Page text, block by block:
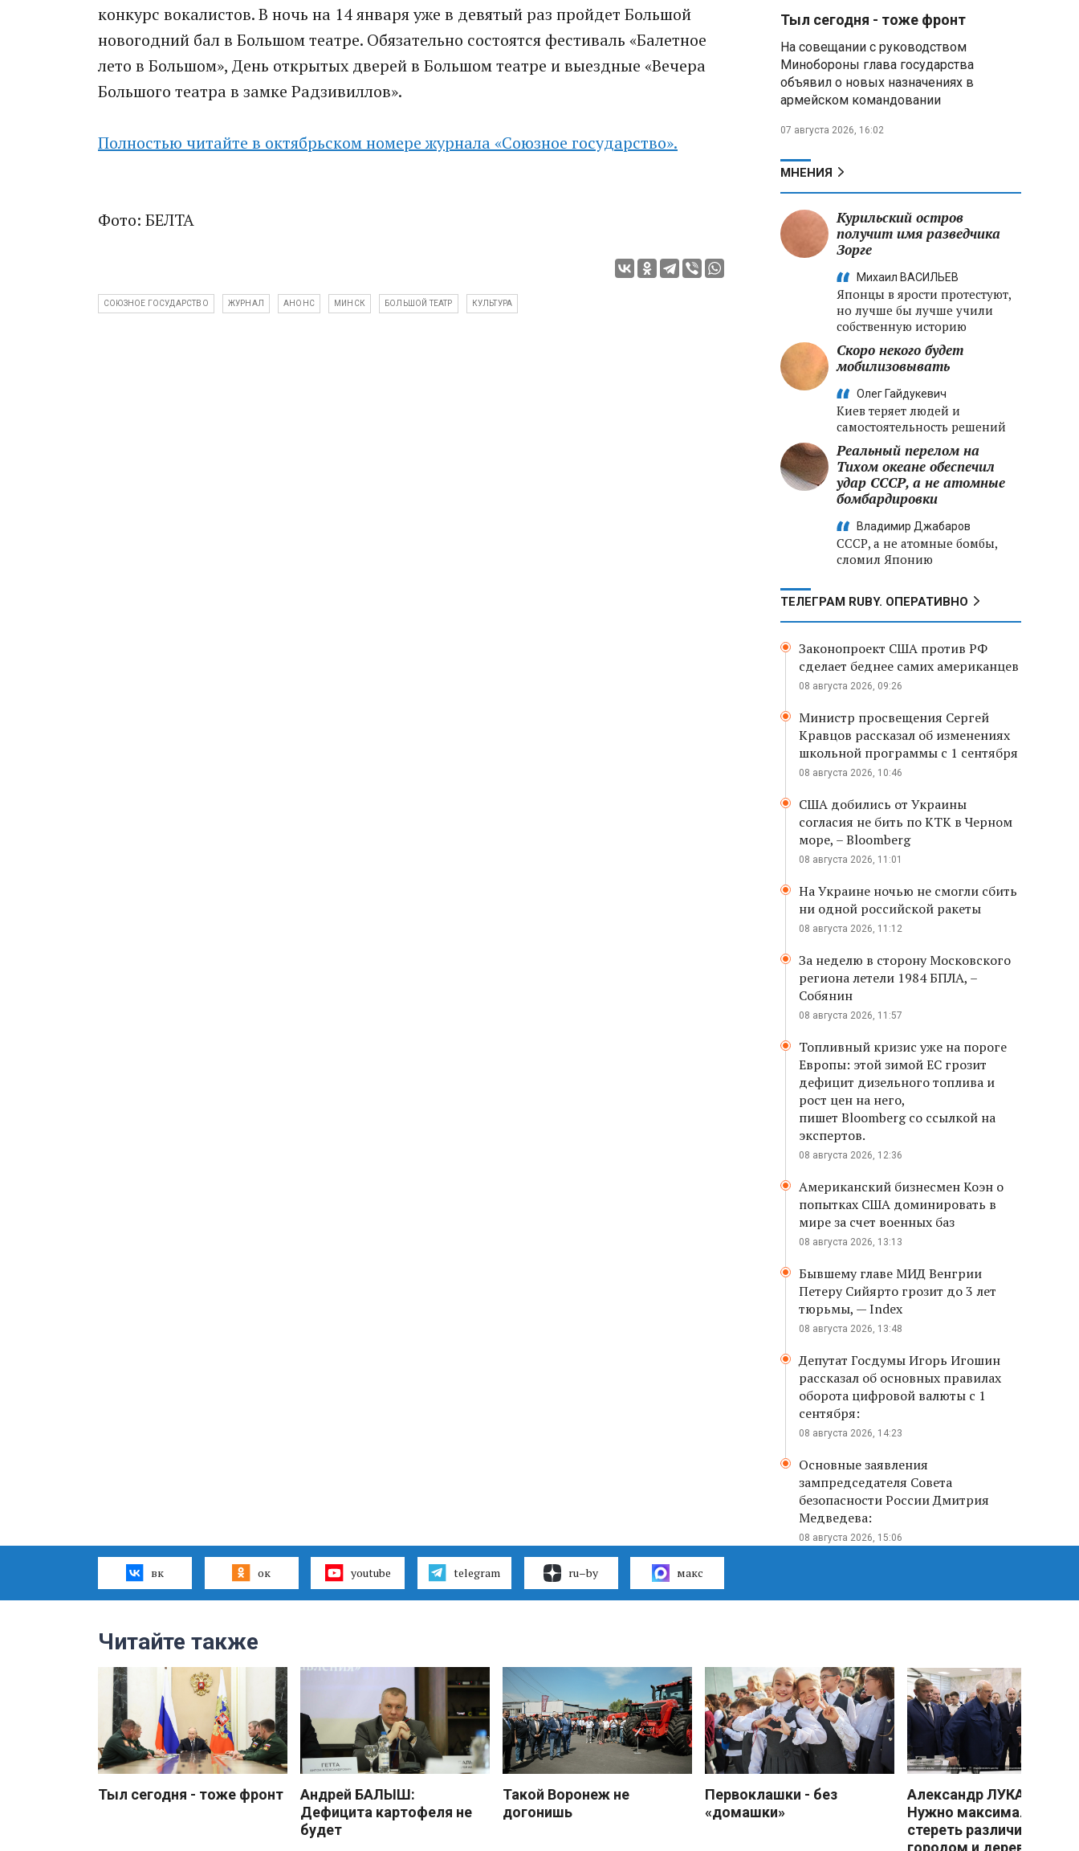
конкурс вокалистов. В ночь на 14 января уже в девятый раз пройдет Большой
новогодний бал в Большом театре. Обязательно состоятся фестиваль «Балетное
лето в Большом», День открытых дверей в Большом театре и выездные «Вечера
Большого театра в замке Радзивиллов».
Полностью читайте в октябрьском номере журнала «Союзное государство».
Фото: БЕЛТА
СОЮЗНОЕ ГОСУДАРСТВО ЖУРНАЛ АНОНС МИНСК БОЛЬШОЙ ТЕАТР КУЛЬТУРА
Владимир Путин обсудил с
меры по защите инфраструктуры
от терактов
Минобороны РФ: «Искандер»
ВСУ в Днепропетровской
e‑торговле, биржевому рынку и
ученым званиям
Тыл сегодня - тоже фронт
На совещании с руководством
Минобороны глава государства
объявил о новых назначениях в
армейском командовании
07 августа 2026, 16:02
МНЕНИЯ
Курильский остров
получит имя разведчика
Зорге
Михаил ВАСИЛЬЕВ
Японцы в ярости протестуют,
но лучше бы лучше учили
собственную историю
Скоро некого будет
мобилизовывать
Олег Гайдукевич
Киев теряет людей и
самостоятельность решений
Реальный перелом на
Тихом океане обеспечил
удар СССР, а не атомные
бомбардировки
Владимир Джабаров
СССР, а не атомные бомбы,
сломил Японию
ТЕЛЕГРАМ RUBY. ОПЕРАТИВНО
Законопроект США против РФ
сделает беднее самих американцев
08 августа 2026, 09:26
Министр просвещения Сергей
Кравцов рассказал об изменениях
школьной программы с 1 сентября
08 августа 2026, 10:46
США добились от Украины
согласия не бить по КТК в Черном
море, – Bloomberg
08 августа 2026, 11:01
На Украине ночью не смогли сбить
ни одной российской ракеты
08 августа 2026, 11:12
За неделю в сторону Московского
региона летели 1984 БПЛА, –
Собянин
08 августа 2026, 11:57
Топливный кризис уже на пороге
Европы: этой зимой ЕС грозит
дефицит дизельного топлива и
рост цен на него,
пишет Bloomberg со ссылкой на
экспертов.
08 августа 2026, 12:36
Американский бизнесмен Коэн о
попытках США доминировать в
мире за счет военных баз
08 августа 2026, 13:13
Бывшему главе МИД Венгрии
Петеру Сийярто грозит до 3 лет
тюрьмы, — Index
08 августа 2026, 13:48
Депутат Госдумы Игорь Игошин
рассказал об основных правилах
оборота цифровой валюты с 1
сентября:
08 августа 2026, 14:23
Основные заявления
зампредседателя Совета
безопасности России Дмитрия
Медведева:
08 августа 2026, 15:06
вк ок youtube telegram ru–by макс
Читайте также
Тыл сегодня - тоже фронт
Андрей БАЛЫШ:
Дефицита картофеля не
будет
Такой Воронеж не
догонишь
Первоклашки - без
«домашки»
Александр
Нужно максимально
стереть различия